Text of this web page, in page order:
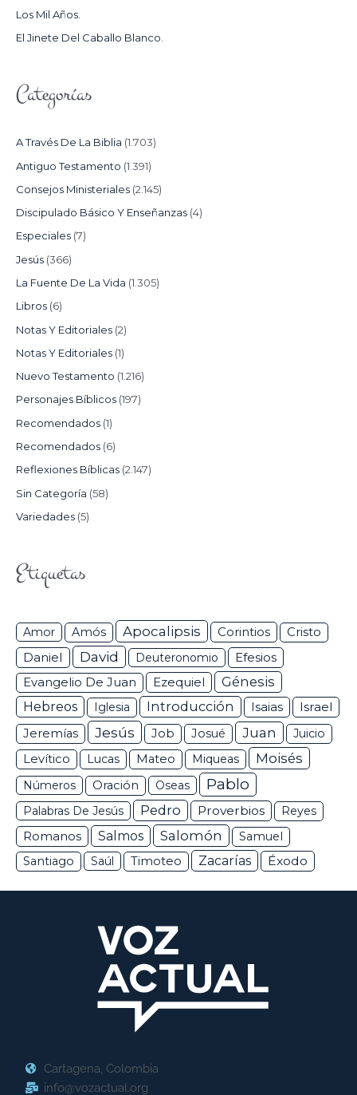
:Los Mil Años.
El Jinete Del Caballo Blanco.
Categorías
A Través De La Biblia (1.703)
Antiguo Testamento (1.391)
Consejos Ministeriales (2.145)
Discipulado Básico Y Enseñanzas (4)
Especiales (7)
Jesús (366)
La Fuente De La Vida (1.305)
Libros (6)
Notas Y Editoriales (2)
Notas Y Editoriales (1)
Nuevo Testamento (1.216)
Personajes Bíblicos (197)
Recomendados (1)
Recomendados (6)
Reflexiones Bíblicas (2.147)
Sin Categoría (58)
Variedades (5)
Etiquetas
Amor Amós Apocalipsis Corintios Cristo
Daniel David Deuteronomio Efesios
Evangelio De Juan Ezequiel
Génesis
Hebreos
Iglesia Introducción Isaias Israel
Jeremías Jesús Job Josué Juan
Juicio
Levítico
Lucas Mateo Miqueas Moisés
Números Oración Oseas Pablo
Palabras De Jesús Pedro Proverbios Reyes
Romanos Salmos Salomón
Samuel
Santiago
Saúl Timoteo Zacarías Éxodo
Cartagena, Colombia
info@vozactual.org